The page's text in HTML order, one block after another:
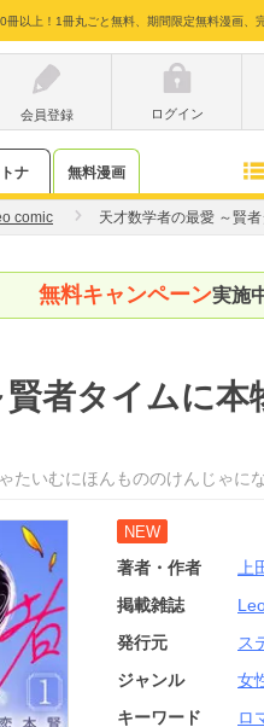
以上！1冊丸ごと無料、期間限定無料漫画、
会員登録
ログイン
ナ 無料漫画
comic 天才数学者の最愛 ～賢
無料キャンペーン実施
者タイムに
たいむにほんもののけんじゃに
NEW
著者・作者 上
掲載雑誌
発行元
ス
ジャンル
女
キーワード
ロ